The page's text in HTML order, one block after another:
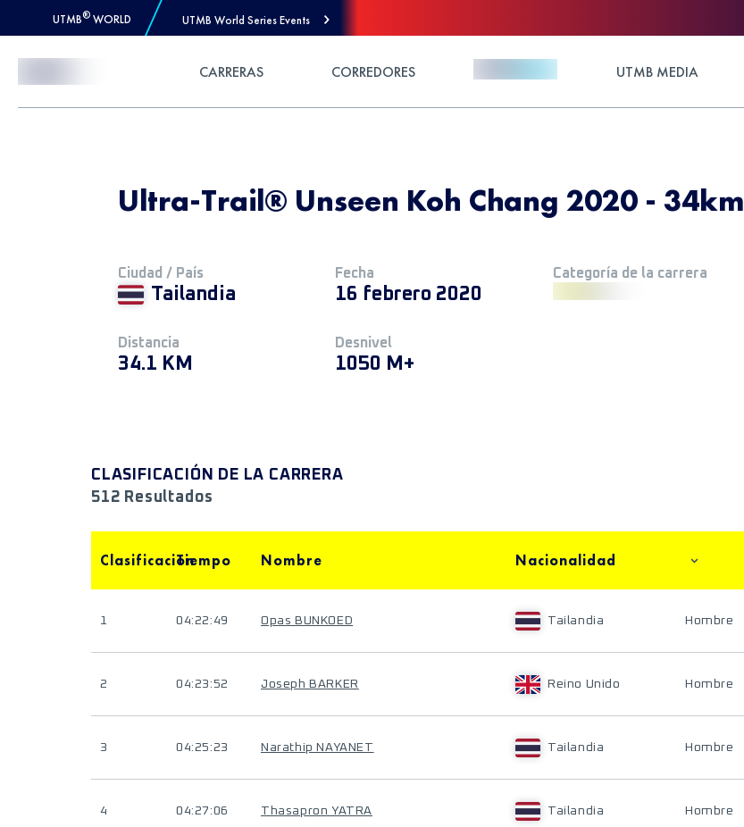
UTMB® WORLD UTMB World Series Events
CARRERAS CORREDORES UTMB MEDIA
Ultra-Trail® Unseen Koh Chang 2020 - 34km
Ciudad / País
Tailandia
Fecha
16 febrero 2020
Categoría de la carrera
Distancia
34.1 KM
Desnivel
1050 M+
CLASIFICACIÓN DE LA CARRERA
512 Resultados
ClasificaciónTiempo Nombre Nacionalidad
1 04:22:49 Opas BUNKOED Tailandia Hombre
2 04:23:52 Joseph BARKER Reino Unido Hombre
3 04:25:23 Narathip NAYANET Tailandia Hombre
4 04:27:06 Thasapron YATRA Tailandia Hombre